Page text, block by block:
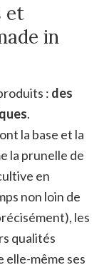
et
in
: des
.
la base et la
la prunelle de
en
non loin de
les
qualités
elle-même ses